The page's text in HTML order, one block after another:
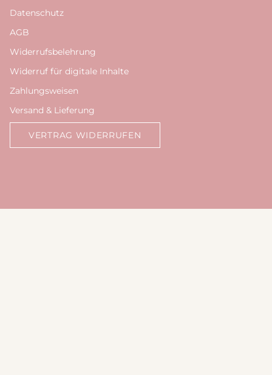
Datenschutz
AGB
Widerrufsbelehrung
Widerruf für digitale Inhalte
Zahlungsweisen
Versand & Lieferung
VERTRAG WIDERRUFEN